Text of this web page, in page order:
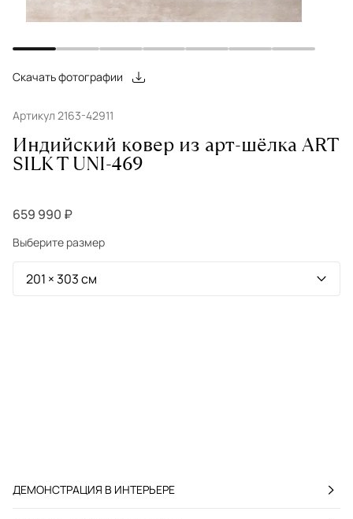
Скачать фотографии
Артикул 2163-42911
Индийский ковер из арт-шёлка ART
SILK T UNI-469
659 990 ₽
Выберите размер
ДЕМОНСТРАЦИЯ В ИНТЕРЬЕРЕ